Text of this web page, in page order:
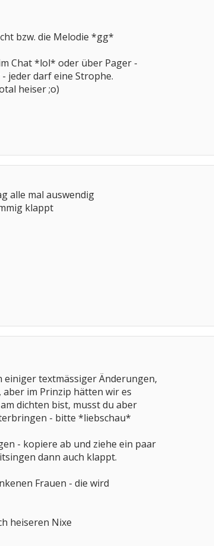
bzw. die Melodie *gg*
Chat *lol* oder über Pager -
jeder darf eine Strophe.
heiser ;o)
alle mal auswendig
klappt
einiger textmässiger Änderungen,
im Prinzip hätten wir es
dichten bist, musst du aber
- bitte *liebschau*
- kopiere ab und ziehe ein paar
dann auch klappt.
Frauen - die wird
heiseren Nixe